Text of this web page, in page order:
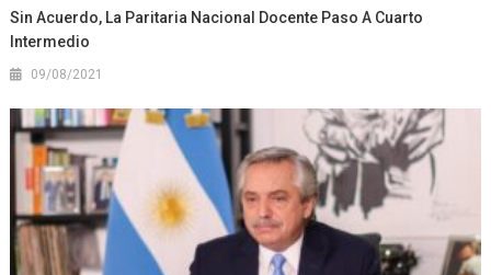
Sin Acuerdo, La Paritaria Nacional Docente Paso A Cuarto
Intermedio
09/08/2021